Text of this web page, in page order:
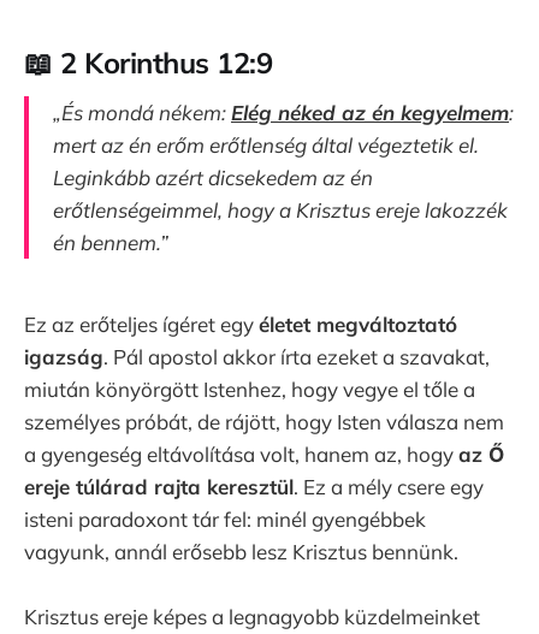
📖 2 Korinthus 12:9
„És mondá nékem:Elég néked az én kegyelmem:
mert az én erőm erőtlenség által végeztetik el.
Leginkább azért dicsekedem az én
erőtlenségeimmel, hogy a Krisztus ereje lakozzék
én bennem.”
Ez az erőteljes ígéret egyéletet megváltoztató
igazság. Pál apostol akkor írta ezeket a szavakat,
miután könyörgött Istenhez, hogy vegye el tőle a
személyes próbát, de rájött, hogy Isten válasza nem
a gyengeség eltávolítása volt, hanem az, hogyaz Ő
ereje túlárad rajta keresztül. Ez a mély csere egy
isteni paradoxont tár fel: minél gyengébbek
vagyunk, annál erősebb lesz Krisztus bennünk.
Krisztus ereje képes a legnagyobb küzdelmeinket